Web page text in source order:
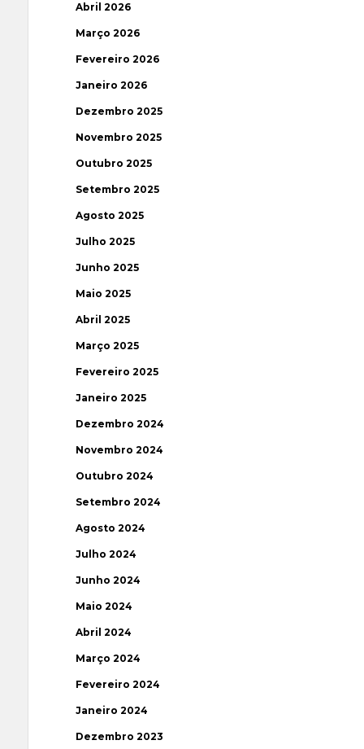
Abril 2026
Março 2026
Fevereiro 2026
Janeiro 2026
Dezembro 2025
Novembro 2025
Outubro 2025
Setembro 2025
Agosto 2025
Julho 2025
Junho 2025
Maio 2025
Abril 2025
Março 2025
Fevereiro 2025
Janeiro 2025
Dezembro 2024
Novembro 2024
Outubro 2024
Setembro 2024
Agosto 2024
Julho 2024
Junho 2024
Maio 2024
Abril 2024
Março 2024
Fevereiro 2024
Janeiro 2024
Dezembro 2023